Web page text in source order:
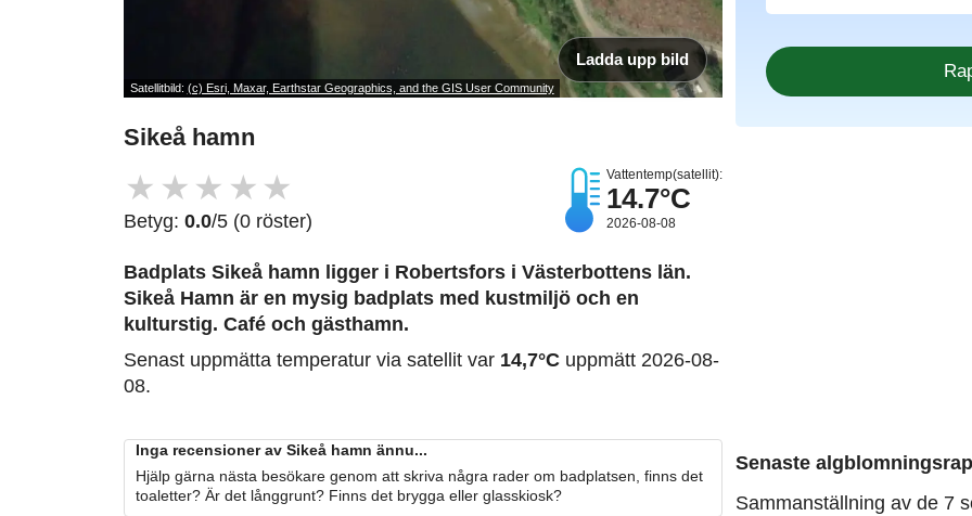
Satellitbild: (c) Esri, Maxar, Earthstar Geographics, and the GIS User Community
Ladda upp bild
Sikeå hamn
★ ★ ★ ★ ★
Betyg: 0.0/5 (0 röster)
Vattentemp(satellit):
14.7°C
2026-08-08
Badplats Sikeå hamn ligger i Robertsfors i Västerbottens län.
Sikeå Hamn är en mysig badplats med kustmiljö och en
kulturstig. Café och gästhamn.
Senast uppmätta temperatur via satellit var 14,7°C uppmätt 2026-08-
08.
Inga recensioner av Sikeå hamn ännu...
Hjälp gärna nästa besökare genom att skriva några rader om badplatsen, finns det
toaletter? Är det långgrunt? Finns det brygga eller glasskiosk?
Senaste
Sammanställning av de 7